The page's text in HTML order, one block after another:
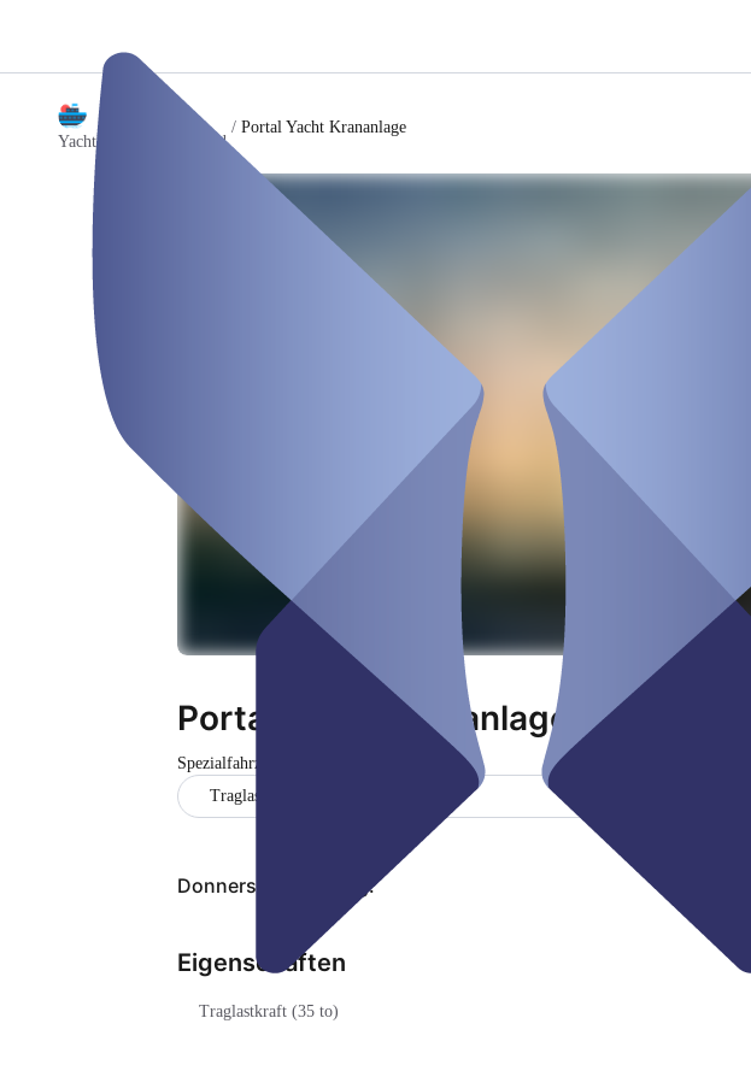
Yachthafen Lummerland
/ Portal Yacht Krananlage
Portal Yacht Krananlage
Spezialfahrzeug
Traglastkraft (35 to)
Donnerstag, 06. Aug.
Eigenschaften
Traglastkraft (35 to)